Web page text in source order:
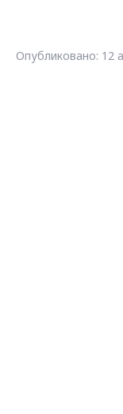
Опубликовано: 12